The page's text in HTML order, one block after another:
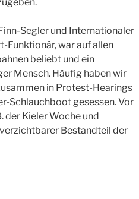
Segler und Internationaler
Funktionär, war auf allen
beliebt und ein
Mensch. Häufig haben wir
in Protest-Hearings
Schlauchboot gesessen. Vor
der Kieler Woche und
Bestandteil der